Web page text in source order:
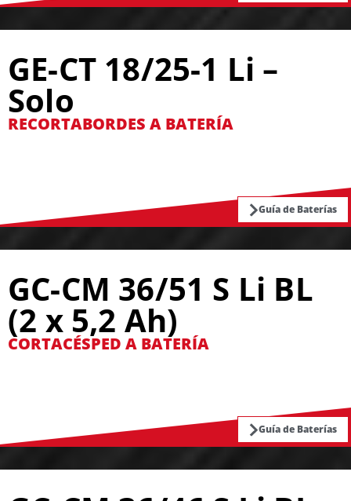
GE-CT 18/25-1 Li –
Solo
RECORTABORDES A BATERÍA
Guía de Baterías
GC-CM 36/51 S Li BL
(2 x 5,2 Ah)
CORTACÉSPED A BATERÍA
Guía de Baterías